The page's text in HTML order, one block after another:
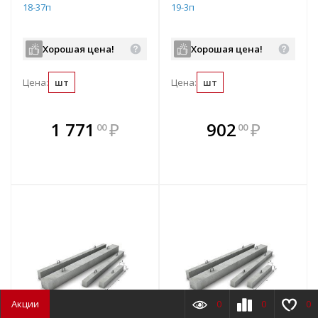
18-37п
Хорошая цена!
Цена: шт
1 771 00 ₽
В комплекте
всегда выгоднее!
19-3п
Хорошая цена!
Цена: шт
В комплекте
всегда выгоднее!
902 00 ₽
Акции 0 0 0